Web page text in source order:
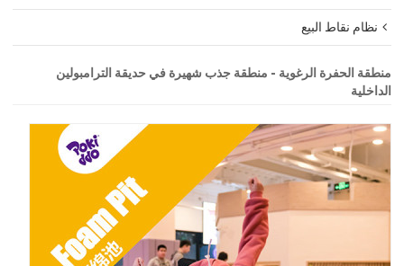
نظام نقاط البيع
منطقة الحفرة الرغوية - منطقة جذب شهيرة في حديقة الترامبولين
الداخلية